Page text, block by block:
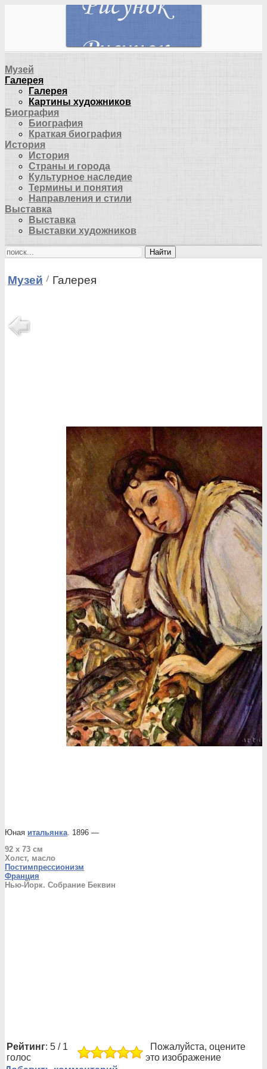
Музей
Галерея
Галерея
Картины художников
Биография
Биография
Краткая биография
История
История
Страны и города
Культурное наследие
Термины и понятия
Направления и стили
Выставка
Выставка
Выставки художников
Найти
Музей Галерея
Юная итальянка. 1896 —
92 x 73 см
Холст, масло
Постимпрессионизм
Франция
Нью-Йорк. Собрание Беквин
Рейтинг: 5 / 1
голос
Пожалуйста, оцените
это изображение